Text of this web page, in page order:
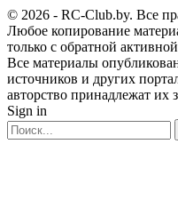
© 2026 - RC-Club.by. Все
Любое копирование
только с обратной
Все материалы
источников и других
авторство принадлежат их
Sign in